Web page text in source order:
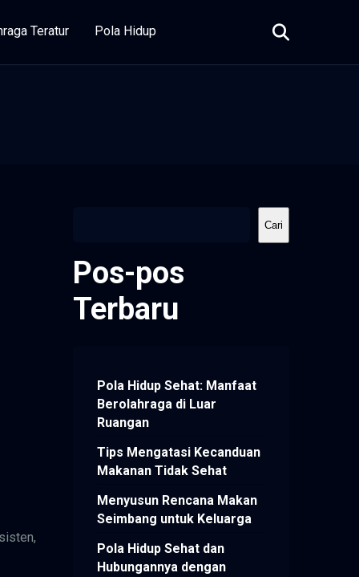
Teratur Pola Hidup
Cari
Pos-pos
Terbaru
Pola Hidup Sehat: Manfaat
Berolahraga di Luar
Ruangan
Tips Mengatasi Kecanduan
Makanan Tidak Sehat
Menyusun Rencana Makan
Seimbang untuk Keluarga
Pola Hidup Sehat dan
Hubungannya dengan